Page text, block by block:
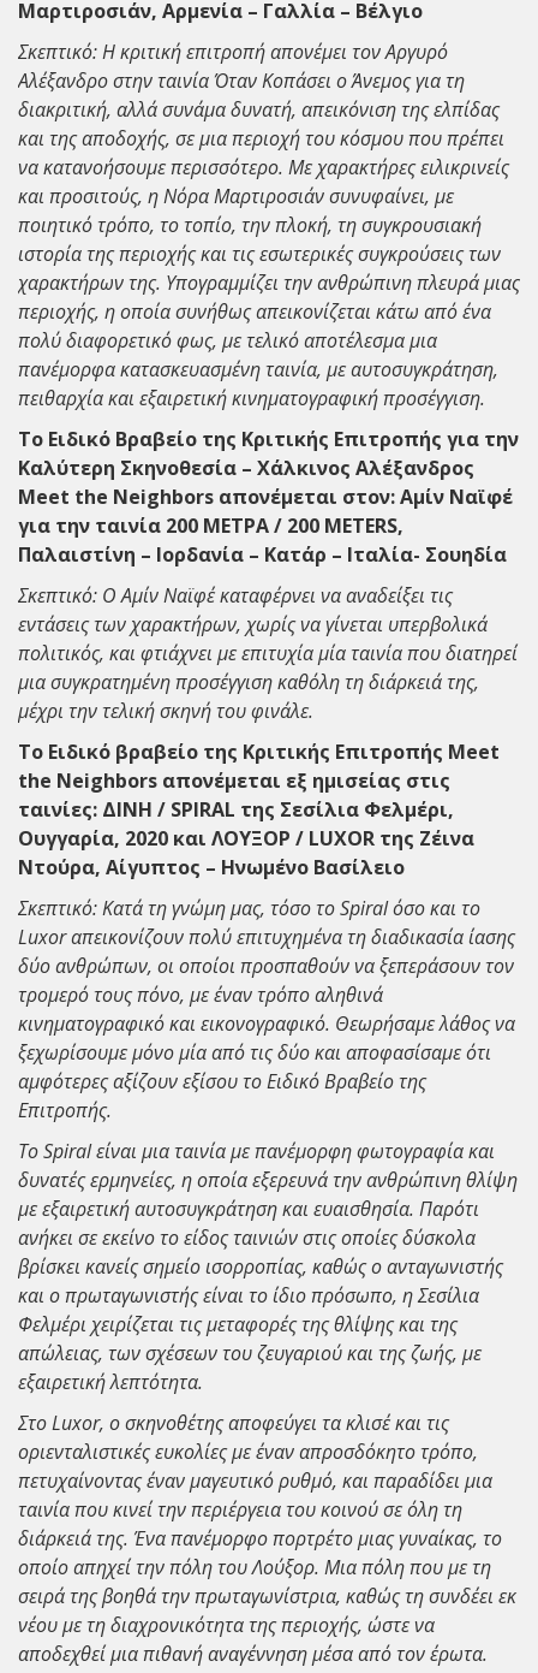
Μαρτιροσιάν, Αρμενία – Γαλλία – Βέλγιο
Σκεπτικό: Η κριτική επιτροπή απονέμει τον Αργυρό
Αλέξανδρο στην ταινία Όταν Κοπάσει ο Άνεμος για τη
διακριτική, αλλά συνάμα δυνατή, απεικόνιση της ελπίδας
και της αποδοχής, σε μια περιοχή του κόσμου που πρέπει
να κατανοήσουμε περισσότερο. Με χαρακτήρες ειλικρινείς
και προσιτούς, η Νόρα Μαρτιροσιάν συνυφαίνει, με
ποιητικό τρόπο, το τοπίο, την πλοκή, τη συγκρουσιακή
ιστορία της περιοχής και τις εσωτερικές συγκρούσεις των
χαρακτήρων της. Υπογραμμίζει την ανθρώπινη πλευρά μιας
περιοχής, η οποία συνήθως απεικονίζεται κάτω από ένα
πολύ διαφορετικό φως, με τελικό αποτέλεσμα μια
πανέμορφα κατασκευασμένη ταινία, με αυτοσυγκράτηση,
πειθαρχία και εξαιρετική κινηματογραφική προσέγγιση.
Το Ειδικό Βραβείο της Κριτικής Επιτροπής για την
Καλύτερη Σκηνοθεσία – Χάλκινος Αλέξανδρος
Meet the Neighbors απονέμεται στον: Αμίν Ναϊφέ
για την ταινία 200 MΕΤΡΑ / 200 METERS,
Παλαιστίνη – Ιορδανία – Κατάρ – Ιταλία- Σουηδία
Σκεπτικό: Ο Αμίν Ναϊφέ καταφέρνει να αναδείξει τις
εντάσεις των χαρακτήρων, χωρίς να γίνεται υπερβολικά
πολιτικός, και φτιάχνει με επιτυχία μία ταινία που διατηρεί
μια συγκρατημένη προσέγγιση καθόλη τη διάρκειά της,
μέχρι την τελική σκηνή του φινάλε.
Το Ειδικό βραβείο της Κριτικής Επιτροπής Meet
the Neighbors απονέμεται εξ ημισείας στις
ταινίες: ΔΙΝΗ / SPIRAL της Σεσίλια Φελμέρι,
Ουγγαρία, 2020 και ΛΟΥΞΟΡ / LUXOR της Ζέινα
Ντούρα, Αίγυπτος – Ηνωμένο Βασίλειο
Σκεπτικό: Κατά τη γνώμη μας, τόσο το Spiral όσο και το
Luxor απεικονίζουν πολύ επιτυχημένα τη διαδικασία ίασης
δύο ανθρώπων, οι οποίοι προσπαθούν να ξεπεράσουν τον
τρομερό τους πόνο, με έναν τρόπο αληθινά
κινηματογραφικό και εικονογραφικό. Θεωρήσαμε λάθος να
ξεχωρίσουμε μόνο μία από τις δύο και αποφασίσαμε ότι
αμφότερες αξίζουν εξίσου το Ειδικό Βραβείο της
Επιτροπής.
Το Spiral είναι μια ταινία με πανέμορφη φωτογραφία και
δυνατές ερμηνείες, η οποία εξερευνά την ανθρώπινη θλίψη
με εξαιρετική αυτοσυγκράτηση και ευαισθησία. Παρότι
ανήκει σε εκείνο το είδος ταινιών στις οποίες δύσκολα
βρίσκει κανείς σημείο ισορροπίας, καθώς ο ανταγωνιστής
και ο πρωταγωνιστής είναι το ίδιο πρόσωπο, η Σεσίλια
Φελμέρι χειρίζεται τις μεταφορές της θλίψης και της
απώλειας, των σχέσεων του ζευγαριού και της ζωής, με
εξαιρετική λεπτότητα.
Στο Luxor, ο σκηνοθέτης αποφεύγει τα κλισέ και τις
οριενταλιστικές ευκολίες με έναν απροσδόκητο τρόπο,
πετυχαίνοντας έναν μαγευτικό ρυθμό, και παραδίδει μια
ταινία που κινεί την περιέργεια του κοινού σε όλη τη
διάρκειά της. Ένα πανέμορφο πορτρέτο μιας γυναίκας, το
οποίο απηχεί την πόλη του Λούξορ. Μια πόλη που με τη
σειρά της βοηθά την πρωταγωνίστρια, καθώς τη συνδέει εκ
νέου με τη διαχρονικότητα της περιοχής, ώστε να
αποδεχθεί μια πιθανή αναγέννηση μέσα από τον έρωτα.